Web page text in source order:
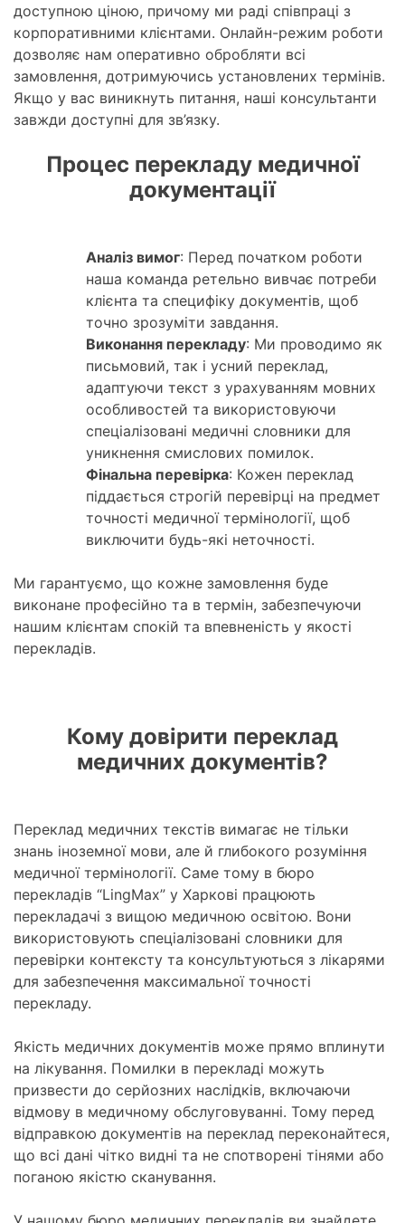
доступною ціною, причому ми раді співпраці з
корпоративними клієнтами. Онлайн-режим роботи
дозволяє нам оперативно обробляти всі
замовлення, дотримуючись установлених термінів.
Якщо у вас виникнуть питання, наші консультанти
завжди доступні для зв’язку.
Процес перекладу медичної
документації
Аналіз вимог: Перед початком роботи
наша команда ретельно вивчає потреби
клієнта та специфіку документів, щоб
точно зрозуміти завдання.
Виконання перекладу: Ми проводимо як
письмовий, так і усний переклад,
адаптуючи текст з урахуванням мовних
особливостей та використовуючи
спеціалізовані медичні словники для
уникнення смислових помилок.
Фінальна перевірка: Кожен переклад
піддається строгій перевірці на предмет
точності медичної термінології, щоб
виключити будь-які неточності.
Ми гарантуємо, що кожне замовлення буде
виконане професійно та в термін, забезпечуючи
нашим клієнтам спокій та впевненість у якості
перекладів.
Кому довірити переклад
медичних документів?
Переклад медичних текстів вимагає не тільки
знань іноземної мови, але й глибокого розуміння
медичної термінології. Саме тому в бюро
перекладів “LingMax” у Харкові працюють
перекладачі з вищою медичною освітою. Вони
використовують спеціалізовані словники для
перевірки контексту та консультуються з лікарями
для забезпечення максимальної точності
перекладу.
Якість медичних документів може прямо вплинути
на лікування. Помилки в перекладі можуть
призвести до серйозних наслідків, включаючи
відмову в медичному обслуговуванні. Тому перед
відправкою документів на переклад переконайтеся,
що всі дані чітко видні та не спотворені тінями або
поганою якістю сканування.